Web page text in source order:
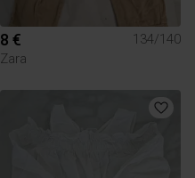
8 €
134/140
Zara